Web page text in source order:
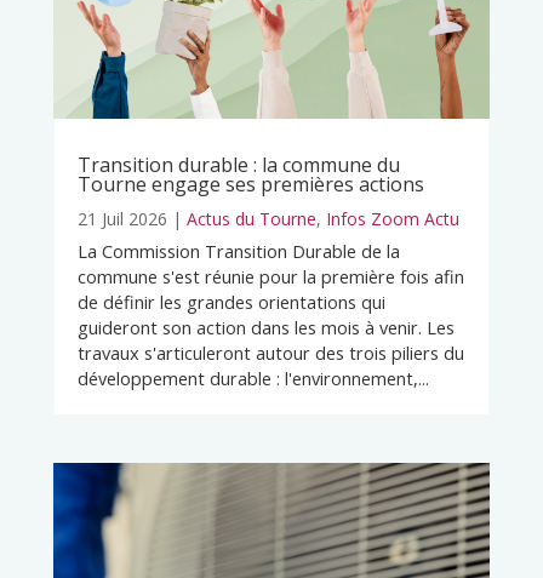
Transition durable : la commune du
Tourne engage ses premières actions
21 Juil 2026 | Actus du Tourne, Infos Zoom Actu
La Commission Transition Durable de la
commune s'est réunie pour la première fois afin
de définir les grandes orientations qui
guideront son action dans les mois à venir. Les
travaux s'articuleront autour des trois piliers du
développement durable : l'environnement,...